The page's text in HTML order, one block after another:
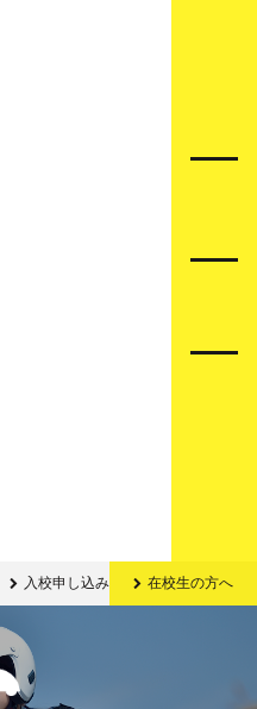
入校申し込み 在校生の方へ